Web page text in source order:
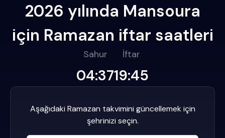
2026 yılında Mansoura
için Ramazan iftar saatleri
Sahur
04:37
İftar
19:45
Aşağıdaki Ramazan takvimini güncellemek için
şehrinizi seçin.